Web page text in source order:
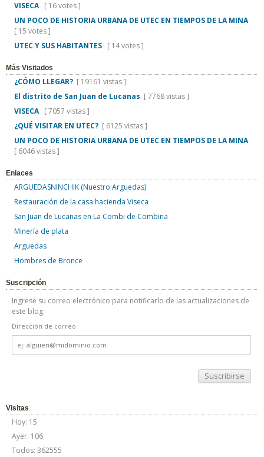
VISECA [ 16 votes ]
UN POCO DE HISTORIA URBANA DE UTEC EN TIEMPOS DE LA MINA
[ 15 votes ]
UTEC Y SUS HABITANTES [ 14 votes ]
Más Visitados
¿CÓMO LLEGAR? [ 19161 vistas ]
El distrito de San Juan de Lucanas [ 7768 vistas ]
VISECA [ 7057 vistas ]
¿QUÉ VISITAR EN UTEC? [ 6125 vistas ]
UN POCO DE HISTORIA URBANA DE UTEC EN TIEMPOS DE LA MINA
[ 6046 vistas ]
Enlaces
ARGUEDASNINCHIK (Nuestro Arguedas)
Restauración de la casa hacienda Viseca
San Juan de Lucanas en La Combi de Combina
Minería de plata
Arguedas
Hombres de Bronce
Suscripción
Ingrese su correo electrónico para notificarlo de las actualizaciones de
este blog:
Dirección de correo
Dirección
de
correo
Visitas
Hoy: 15
Ayer: 106
Todos: 362555